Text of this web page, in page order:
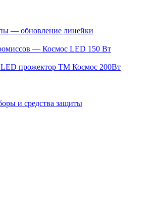
— обновление линейки
— Космос LED 150 Вт
LED прожектор ТМ Космос 200Вт
и средства защиты